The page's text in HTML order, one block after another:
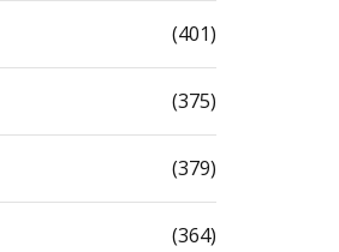
(401)
(375)
(379)
(364)